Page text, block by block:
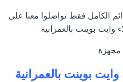
الكامل فقط تواصلوا معنا على
وايت بوينت بالعمرانية
مجهزة
بوينت بالعمرانية